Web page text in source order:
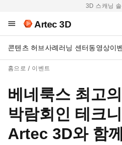
3D 스캐닝 솔
Artec 3D
콘텐츠 허브사례러닝 센터동영상이
홈으로 이벤트
베네룩스 최고
박람회인 테크
Artec 3D와 함